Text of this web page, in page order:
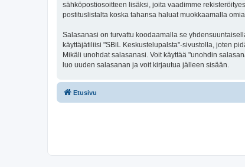
sähköpostiosoitteen lisäksi, joita vaadimme
postituslistalta koska tahansa haluat muokkaamalla
Salasanasi on turvattu koodaamalla se
käyttäjätiliisi "SBiL Keskustelupalsta"-sivustolla, joten
Mikäli unohdat salasanasi. Voit käyttää "unohdin
luo uuden salasanan ja voit kirjautua jälleen sisään.
Etusivu